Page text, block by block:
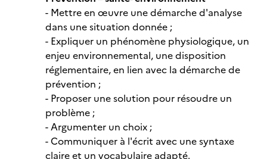
- Mettre en œuvre une démarche d'analyse
dans une situation donnée ;
- Expliquer un phénomène physiologique, un
enjeu environnemental, une disposition
réglementaire, en lien avec la démarche de
prévention ;
- Proposer une solution pour résoudre un
problème ;
- Argumenter un choix ;
- Communiquer à l'écrit avec une syntaxe
claire et un vocabulaire adapté.